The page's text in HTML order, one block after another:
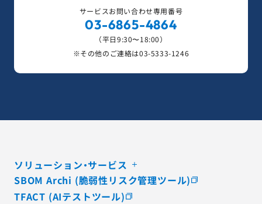
サービスお問い合わせ専用番号
03-6865-4864
（平日9:30〜18:00）
※その他のご連絡は03-5333-1246
ソリューション・サービス
SBOM Archi (脆弱性リスク管理ツール)
TFACT (AIテストツール)